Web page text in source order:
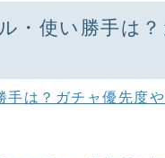
・使い勝手は